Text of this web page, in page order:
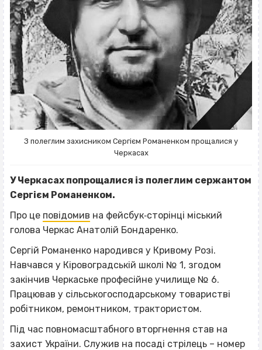
З полеглим захисником Сергієм Романенком прощалися у
Черкасах
У Черкасах попрощалися із полеглим сержантом
Сергієм Романенком.
Про це повідомив на фейсбук‐сторінці міський
голова Черкас Анатолій Бондаренко.
Сергій Романенко народився у Кривому Розі.
Навчався у Кіровоградській школі № 1, згодом
закінчив Черкаське професійне училище № 6.
Працював у сільськогосподарському товаристві
робітником, ремонтником, трактористом.
Під час повномасштабного вторгнення став на
захист України. Служив на посаді стрілець – номер